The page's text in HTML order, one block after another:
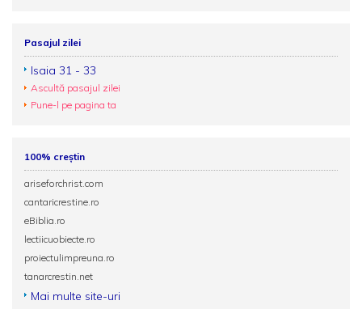
Pasajul zilei
Isaia 31 - 33
Ascultă pasajul zilei
Pune-l pe pagina ta
100% creștin
ariseforchrist.com
cantaricrestine.ro
eBiblia.ro
lectiicuobiecte.ro
proiectulimpreuna.ro
tanarcrestin.net
Mai multe site-uri